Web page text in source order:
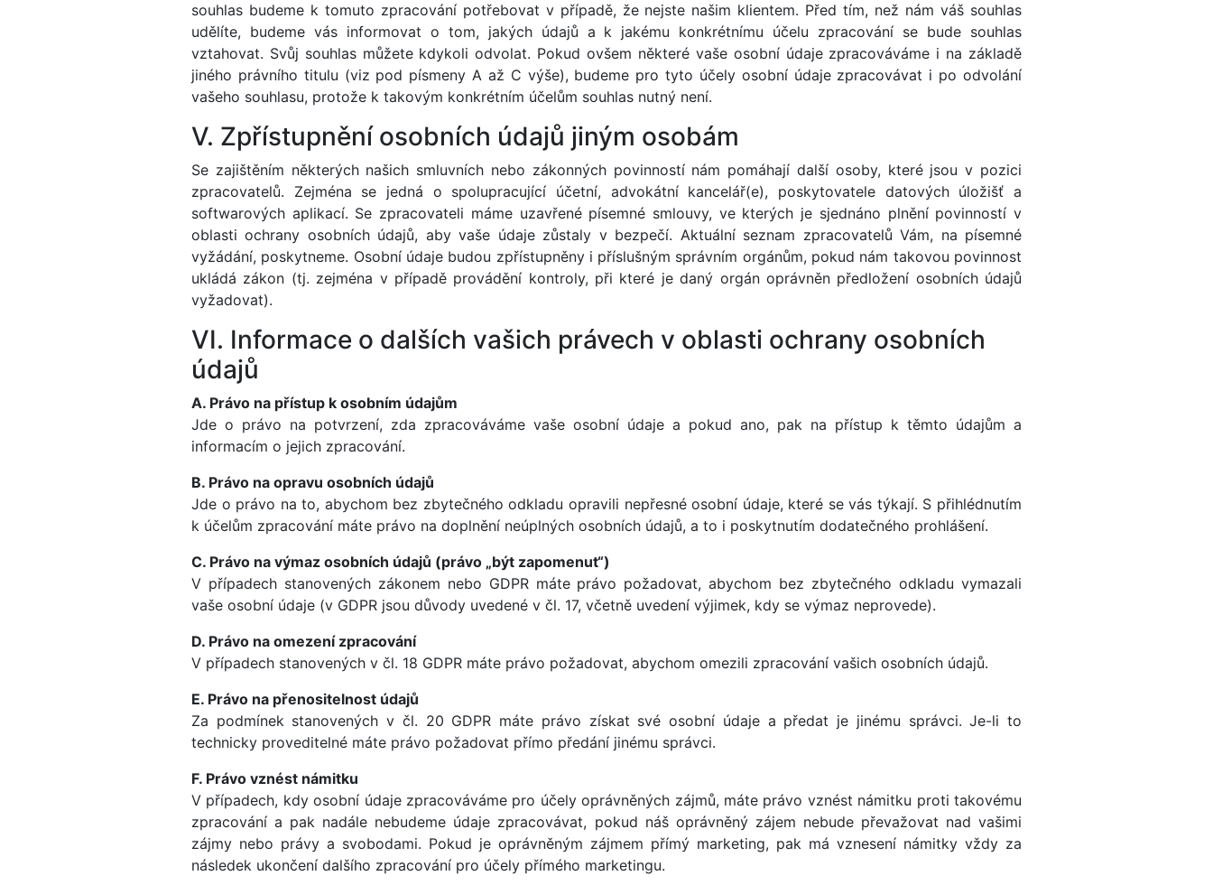
souhlas budeme k tomuto zpracování potřebovat v případě, že nejste našim klientem. Před tím, než nám váš souhlas
udělíte, budeme vás informovat o tom, jakých údajů a k jakému konkrétnímu účelu zpracování se bude souhlas
vztahovat. Svůj souhlas můžete kdykoli odvolat. Pokud ovšem některé vaše osobní údaje zpracováváme i na základě
jiného právního titulu (viz pod písmeny A až C výše), budeme pro tyto účely osobní údaje zpracovávat i po odvolání
vašeho souhlasu, protože k takovým konkrétním účelům souhlas nutný není.
V. Zpřístupnění osobních údajů jiným osobám
Se zajištěním některých našich smluvních nebo zákonných povinností nám pomáhají další osoby, které jsou v pozici
zpracovatelů. Zejména se jedná o spolupracující účetní, advokátní kancelář(e), poskytovatele datových úložišť a
softwarových aplikací. Se zpracovateli máme uzavřené písemné smlouvy, ve kterých je sjednáno plnění povinností v
oblasti ochrany osobních údajů, aby vaše údaje zůstaly v bezpečí. Aktuální seznam zpracovatelů Vám, na písemné
vyžádání, poskytneme. Osobní údaje budou zpřístupněny i příslušným správním orgánům, pokud nám takovou povinnost
ukládá zákon (tj. zejména v případě provádění kontroly, při které je daný orgán oprávněn předložení osobních údajů
vyžadovat).
VI. Informace o dalších vašich právech v oblasti ochrany osobních
údajů
A. Právo na přístup k osobním údajům
Jde o právo na potvrzení, zda zpracováváme vaše osobní údaje a pokud ano, pak na přístup k těmto údajům a
informacím o jejich zpracování.
B. Právo na opravu osobních údajů
Jde o právo na to, abychom bez zbytečného odkladu opravili nepřesné osobní údaje, které se vás týkají. S přihlédnutím
k účelům zpracování máte právo na doplnění neúplných osobních údajů, a to i poskytnutím dodatečného prohlášení.
C. Právo na výmaz osobních údajů (právo „být zapomenut“)
V případech stanovených zákonem nebo GDPR máte právo požadovat, abychom bez zbytečného odkladu vymazali
vaše osobní údaje (v GDPR jsou důvody uvedené v čl. 17, včetně uvedení výjimek, kdy se výmaz neprovede).
D. Právo na omezení zpracování
V případech stanovených v čl. 18 GDPR máte právo požadovat, abychom omezili zpracování vašich osobních údajů.
E. Právo na přenositelnost údajů
Za podmínek stanovených v čl. 20 GDPR máte právo získat své osobní údaje a předat je jinému správci. Je-li to
technicky proveditelné máte právo požadovat přímo předání jinému správci.
F. Právo vznést námitku
V případech, kdy osobní údaje zpracováváme pro účely oprávněných zájmů, máte právo vznést námitku proti takovému
zpracování a pak nadále nebudeme údaje zpracovávat, pokud náš oprávněný zájem nebude převažovat nad vašimi
zájmy nebo právy a svobodami. Pokud je oprávněným zájmem přímý marketing, pak má vznesení námitky vždy za
následek ukončení dalšího zpracování pro účely přímého marketingu.